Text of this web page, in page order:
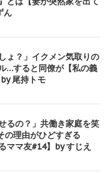
ん
ょ？」イクメン気取りの
…すると同僚が【私の義
尾持トモ
るの？」共働き家庭を笑
の理由がひどすぎる
ママ友#14】by すじえ